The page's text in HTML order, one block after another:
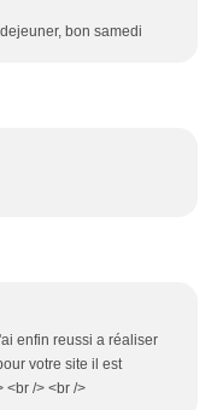
bon samedi
enfin reussi a réaliser
votre site il est
<br /> <br />